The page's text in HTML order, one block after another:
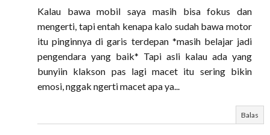
Kalau bawa mobil saya masih bisa fokus dan
mengerti, tapi entah kenapa kalo sudah bawa motor
itu pinginnya di garis terdepan *masih belajar jadi
pengendara yang baik* Tapi asli kalau ada yang
bunyiin klakson pas lagi macet itu sering bikin
emosi, nggak ngerti macet apa ya...
Balas